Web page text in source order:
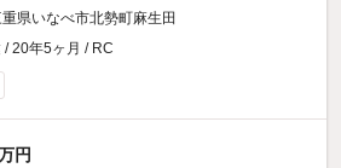
県いなべ市北勢町麻生田
/ 20年5ヶ月 / RC
円